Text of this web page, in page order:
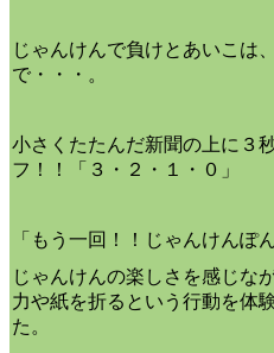
じゃんけんで負けとあいこは
で・・・。
小さくたたんだ新聞の上に３
フ！！「３・２・１・０」
「もう一回！！じゃんけんぽ
じゃんけんの楽しさを感じな
力や紙を折るという行動を体
た。